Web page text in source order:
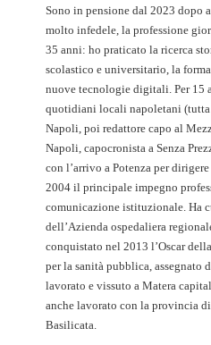
Sono in pensione dal 2023 dopo
molto infedele, la professione
35 anni: ho praticato la ricerca
scolastico e universitario, la
nuove tecnologie digitali. Per 15
quotidiani locali napoletani
Napoli, poi redattore capo al
Napoli, capocronista a Senza
con l’arrivo a Potenza per
2004 il principale impegno
comunicazione istituzionale. Ha
dell’Azienda ospedaliera
conquistato nel 2013 l’Oscar
per la sanità pubblica, assegnato
lavorato e vissuto a Matera
anche lavorato con la provincia
Basilicata.